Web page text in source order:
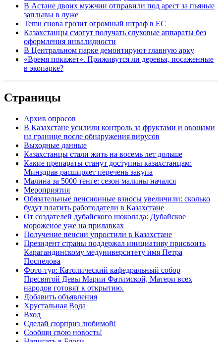
В Астане двоих мужчин отправили под арест за пьяные
заплывы в луже
Temu снова грозит огромный штраф в ЕС
Казахстанцы смогут получать слуховые аппараты без
оформления инвалидности
В Центральном парке демонтируют главную арку
«Время покажет». Приживутся ли деревья, посаженные
в экопарке?
Страницы
Архив опросов
В Казахстане усилили контроль за фруктами и овощами
на границе после обнаружения вирусов
Выходные данные
Казахстанцы стали жить на восемь лет дольше
Какие препараты станут доступны казахстанцам:
Минздрав расширяет перечень закупа
Малина за 5000 тенге: сезон малины начался
Мероприятия
Обязательные пенсионные взносы увеличили: сколько
будут платить работодатели в Казахстане
От создателей дубайского шоколада: Дубайское
мороженое уже на прилавках
Получение пенсии упростили в Казахстане
Президент страны поддержал инициативу присвоить
Карагандинскому медуниверситету имя Петра
Поспелова
Фото-тур: Католический кафедральный собор
Пресвятой Девы Марии Фатимской, Матери всех
народов готовят к открытию.
Добавить объявления
Хрустальная Вода
Вход
Сделай сюрприз любимой!
Сообщи свою новость!